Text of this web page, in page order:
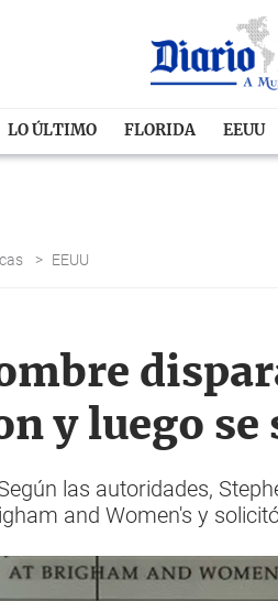
LO ÚLTIMO FLORIDA EEUU
> EEUU
y luego se
las autoridades,
and Women's y